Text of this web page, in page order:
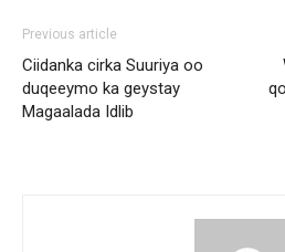
Previous article
Ciidanka cirka Suuriya oo
duqeeymo ka geystay
Magaalada Idlib